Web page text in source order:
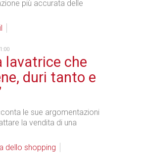
più accurata delle
lavatrice che
duri tanto e
le sue argomentazioni
la vendita di una
dello shopping